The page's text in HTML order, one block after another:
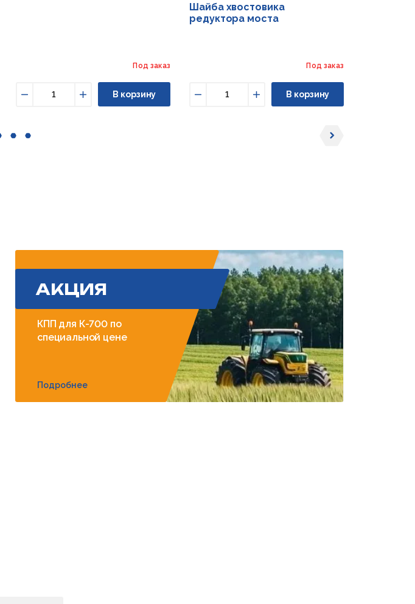
Под заказ
Увеличить
В корзину
Шайба хвостовика
редуктора моста
Под заказ
Увеличить
В корзину
АКЦИЯ
КПП для К-700 по
специальной цене
Подробнее